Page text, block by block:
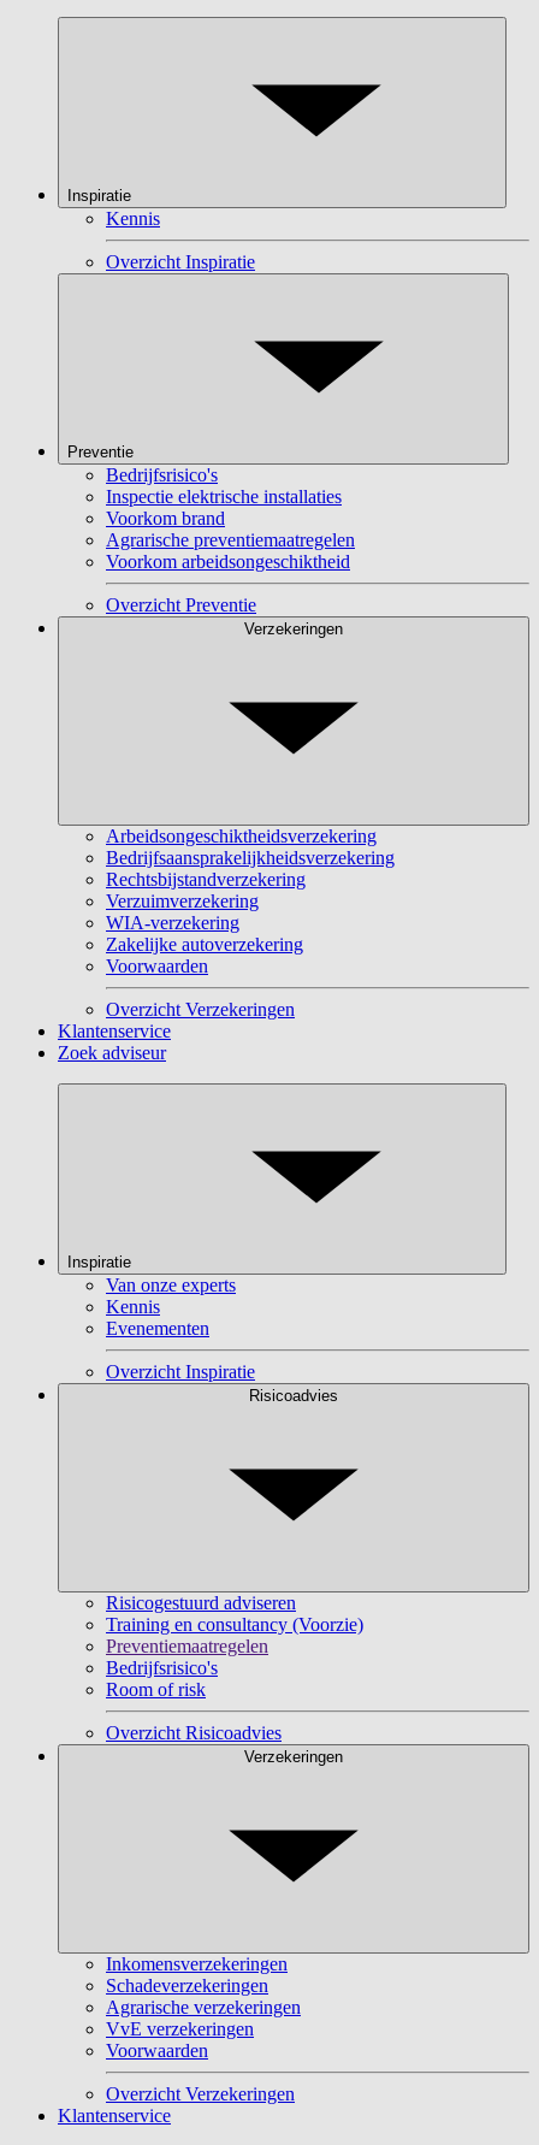
Inspiratie
Kennis
Overzicht Inspiratie
Preventie
Bedrijfsrisico's
Inspectie elektrische installaties
Voorkom brand
Agrarische preventiemaatregelen
Voorkom arbeidsongeschiktheid
Overzicht Preventie
Verzekeringen
Arbeidsongeschiktheidsverzekering
Bedrijfsaansprakelijkheidsverzekering
Rechtsbijstandverzekering
Verzuimverzekering
WIA-verzekering
Zakelijke autoverzekering
Voorwaarden
Overzicht Verzekeringen
Klantenservice
Zoek adviseur
Inspiratie
Van onze experts
Kennis
Evenementen
Overzicht Inspiratie
Risicoadvies
Risicogestuurd adviseren
Training en consultancy (Voorzie)
Preventiemaatregelen
Bedrijfsrisico's
Room of risk
Overzicht Risicoadvies
Verzekeringen
Inkomensverzekeringen
Schadeverzekeringen
Agrarische verzekeringen
VvE verzekeringen
Voorwaarden
Overzicht Verzekeringen
Klantenservice